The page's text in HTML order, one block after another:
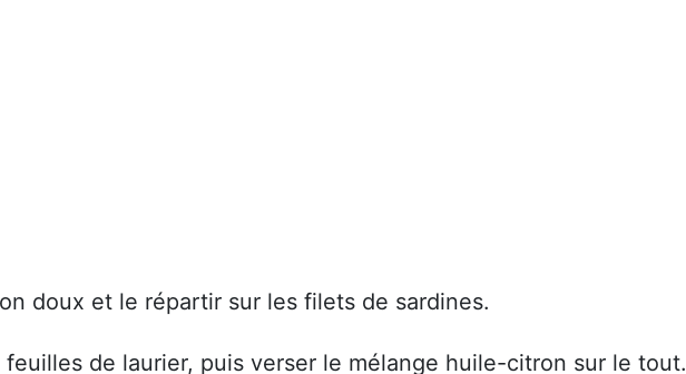
doux et le répartir sur les filets de sardines.
feuilles de laurier, puis verser le mélange huile-citron sur le tout.